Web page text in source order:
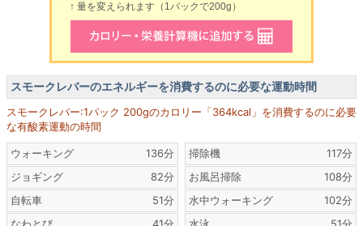
↑ 量を変えられます（1パックで200g）
スモークレバーのエネルギーを消費するのに必要な運動時間
スモークレバー:1パック 200gのカロリー「364kcal」を消費するのに必要
な有酸素運動の時間
ウォーキング
136分
ジョギング
82分
自転車
51分
掃除機
117分
お風呂掃除
108分
水中ウォーキング
102分